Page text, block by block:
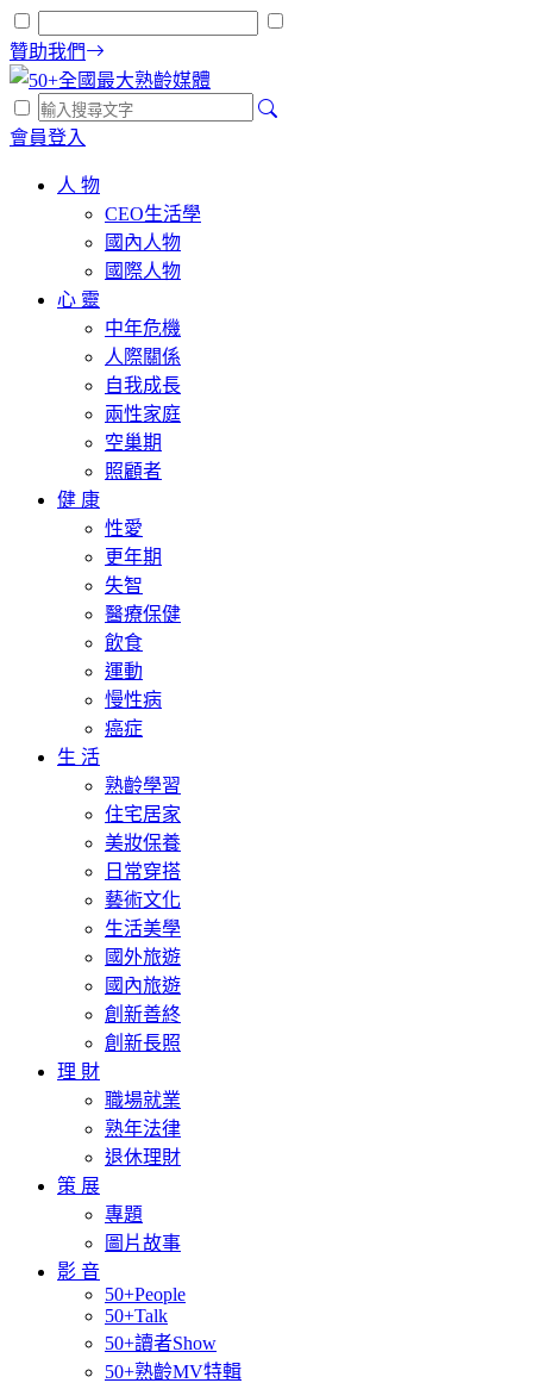
贊助我們
會員登入
人 物
CEO生活學
國內人物
國際人物
心 靈
中年危機
人際關係
自我成長
兩性家庭
空巢期
照顧者
健 康
性愛
更年期
失智
醫療保健
飲食
運動
慢性病
癌症
生 活
熟齡學習
住宅居家
美妝保養
日常穿搭
藝術文化
生活美學
國外旅遊
國內旅遊
創新善終
創新長照
理 財
職場就業
熟年法律
退休理財
策 展
專題
圖片故事
影 音
50+People
50+Talk
50+讀者Show
50+熟齡MV特輯